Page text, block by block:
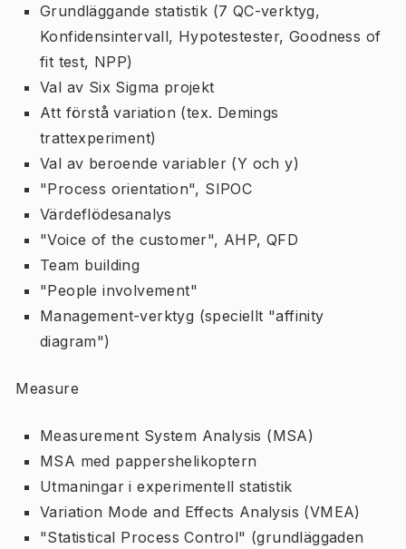
Grundläggande statistik (7 QC-verktyg,
Konfidensintervall, Hypotestester, Goodness of
fit test, NPP)
Val av Six Sigma projekt
Att förstå variation (tex. Demings
trattexperiment)
Val av beroende variabler (Y och y)
"Process orientation", SIPOC
Värdeflödesanalys
"Voice of the customer", AHP, QFD
Team building
"People involvement"
Management-verktyg (speciellt "affinity
diagram")
Measure
Measurement System Analysis (MSA)
MSA med pappershelikoptern
Utmaningar i experimentell statistik
Variation Mode and Effects Analysis (VMEA)
"Statistical Process Control" (grundläggaden